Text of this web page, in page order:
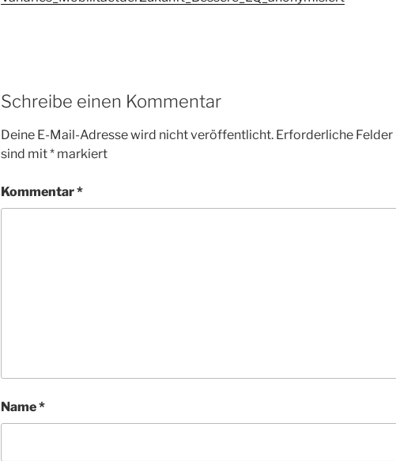
Schreibe einen Kommentar
Deine E-Mail-Adresse wird nicht veröffentlicht. Erforderliche Felder
sind mit* markiert
Kommentar*
Name*